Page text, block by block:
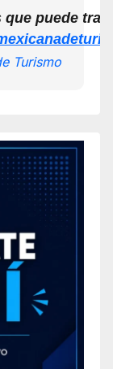
que puede
Turismo